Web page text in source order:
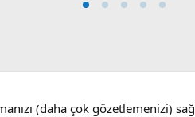
(daha çok gözetlemenizi)